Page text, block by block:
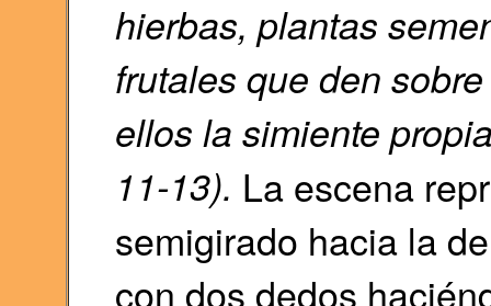
hierbas, plantas
frutales que den
ellos la simiente
11-13). La escena
semigirado hacia la
con dos dedos